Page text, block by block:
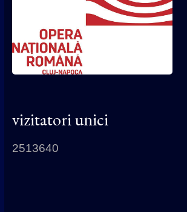
vizitatori unici
2513640